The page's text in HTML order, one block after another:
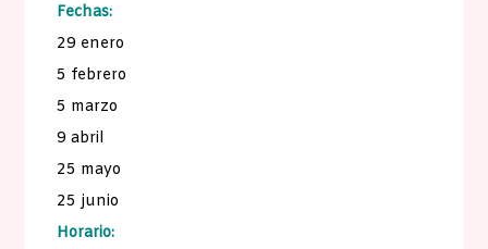
Fechas:
29 enero
5 febrero
5 marzo
9 abril
25 mayo
25 junio
Horario: